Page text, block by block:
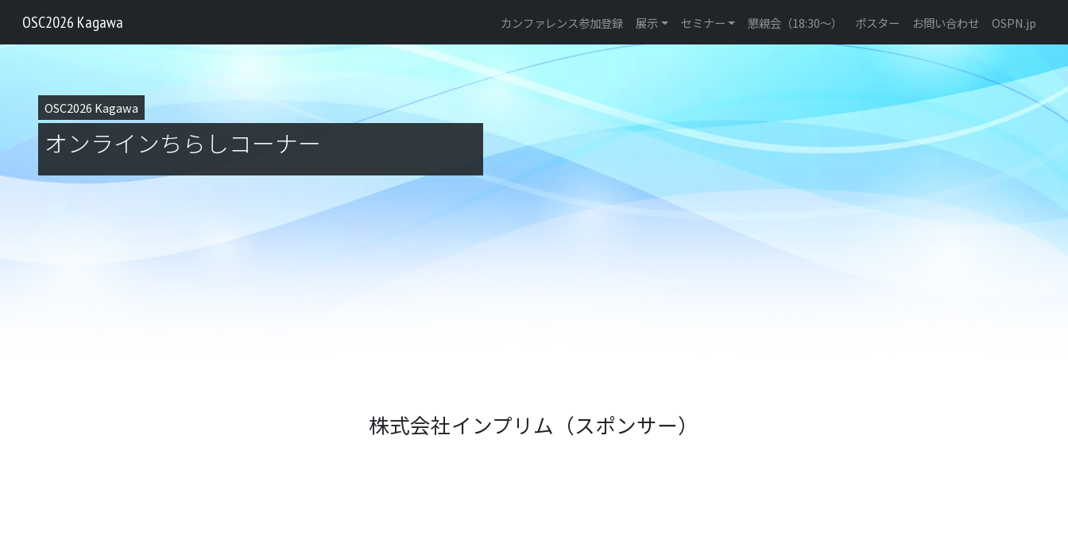
OSC2026 Kagawa カンファレンス参加登録 展示 セミナー 懇親会（18:30〜） ポスター お問い合わせ OSPN.jp
OSC2026 Kagawa
オンラインちらしコーナー
株式会社インプリム（スポンサー）